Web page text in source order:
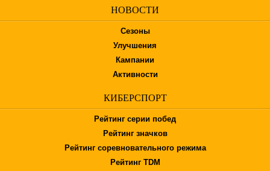
НОВОСТИ
Сезоны
Улучшения
Кампании
Активности
КИБЕРСПОРТ
Рейтинг серии побед
Рейтинг значков
Рейтинг соревновательного режима
Рейтинг TDM